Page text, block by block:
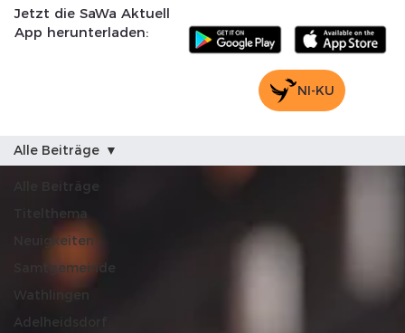
Jetzt die SaWa Aktuell
App herunterladen:
NI-KU
Alle Beiträge
Titelthema
Neuigkeiten
Samtgemeinde
Wathlingen
Adelheidsdorf
Alle Beiträge